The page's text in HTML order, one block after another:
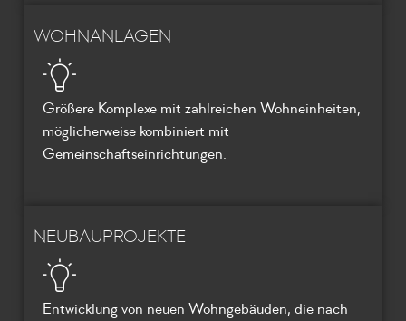
WOHNANLAGEN
Größere Komplexe mit zahlreichen Wohneinheiten,
möglicherweise kombiniert mit
Gemeinschaftseinrichtungen.
NEUBAUPROJEKTE
Entwicklung von neuen Wohngebäuden, die nach